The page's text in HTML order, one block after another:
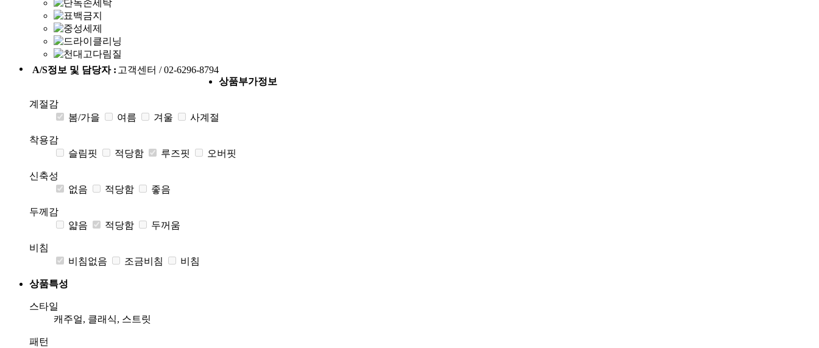
A/S정보 및 담당자 : 고객센터 / 02-6296-8794
상품부가정보
계절감
봄/가을
여름 겨울 사계절
착용감
슬림핏
적당함 루즈핏 오버핏
신축성
없음
적당함 좋음
두께감
얇음
적당함 두꺼움
비침
비침없음
조금비침 비침
상품특성
스타일
캐주얼, 클래식, 스트릿
패턴